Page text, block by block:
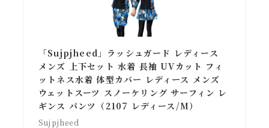
「Sujpjheed」ラッシュガード レディース
メンズ 上下セット 水着 長袖 UVカット フィ
ットネス水着 体型カバー レディース メンズ
ウェットスーツ スノーケリング サーフィン レ
ギンス パンツ（2107 レディース/M）
Sujpjheed